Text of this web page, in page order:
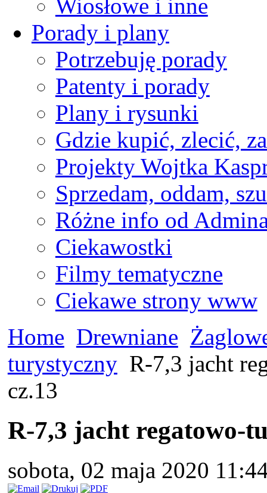
Wiosłowe i inne
Porady i plany
Potrzebuję porady
Patenty i porady
Plany i rysunki
Gdzie kupić, zlecić,
Projekty Wojtka
Sprzedam, oddam,
Różne info od
Ciekawostki
Filmy tematyczne
Ciekawe strony www
Home Drewniane
turystyczny R-7,3 jacht
cz.13
R-7,3 jacht regatowo-
sobota, 02 maja 2020